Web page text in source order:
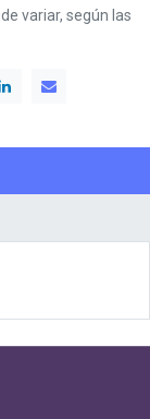
variar, según las